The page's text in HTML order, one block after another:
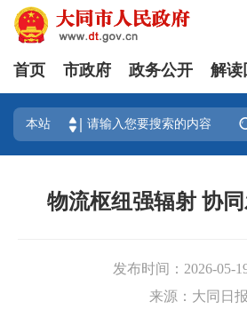
首页 市政府 政务公开 解读
本站
物流枢纽强辐射 协
发布时间： 2026-05-
来源： 大同日报